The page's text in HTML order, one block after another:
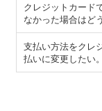
クレジットカード
なかった場合はど
支払い方法をクレ
払いに変更したい。